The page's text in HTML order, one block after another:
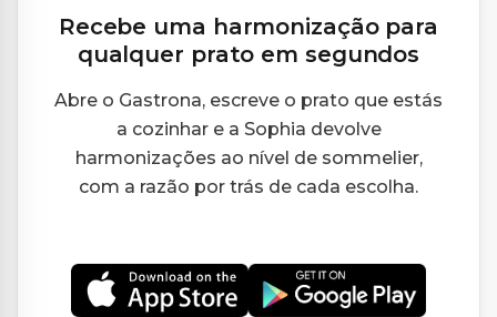
Recebe uma harmonização para
qualquer prato em segundos
Abre o Gastrona, escreve o prato que estás
a cozinhar e a Sophia devolve
harmonizações ao nível de sommelier,
com a razão por trás de cada escolha.